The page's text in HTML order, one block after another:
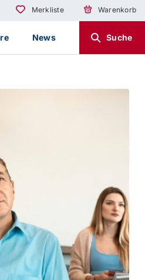
Merkliste Warenkorb
News Suche